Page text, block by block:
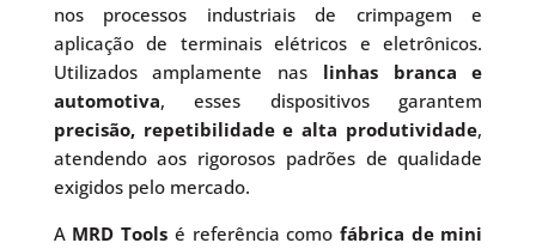
nos processos industriais de crimpagem e
aplicação de terminais elétricos e eletrônicos.
Utilizados amplamente nas linhas branca e
automotiva, esses dispositivos garantem
precisão, repetibilidade e alta produtividade,
atendendo aos rigorosos padrões de qualidade
exigidos pelo mercado.
A MRD Tools é referência como fábrica de mini